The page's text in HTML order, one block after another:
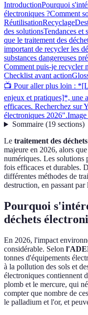
IntroductionPourquoi
électroniques ?Comment
RéutilisationRecyclage
des solutionsTendances et
que le traitement des
important de recycler les
substances dangereuses
Comment puis-je recycler
Checklist avant action
📺 Pour aller plus loin :
enjeux et pratiques]*, une
efficaces. Recherchez sur
électroniques 2026".Image
Sommaire(19 sections)
Le traitement des
majeure en 2026, alors
numériques. Les solutions
fois efficaces et durables.
différentes méthodes de
destruction, en passant par
Pourquoi
déchets
En 2026, l'impact
considérable. Selon
tonnes d'équipements
à la pollution des sols et
électroniques contiennent
plomb et le mercure, qui
compter que nombre de
le palladium et l'or, et